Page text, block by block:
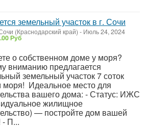
земельный участок в г. Сочи
(Краснодарский край) - Июль 24, 2024
Руб
о собственном доме у моря?
вниманию предлагается
земельный участок 7 соток
моря! ️ Идеальное место для
вашего дома: - Статус: ИЖС
жилищное
— постройте дом вашей
- П...